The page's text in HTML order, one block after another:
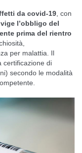
da covid-19, con
vige l’obbligo del
prima del rientro
per malattia. Il
certificazione di
secondo le modalità